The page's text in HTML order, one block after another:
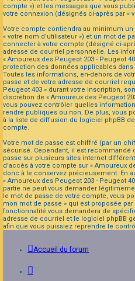
compte ») et les messages que vous
votre connexion (désignés ci-après par «
Votre compte contiendra au minimum
« votre nom d’utilisateur ») et un mot de
connecter à votre compte (désigné ci-
adresse de courriel personnelle. Les
« Amoureux des Peugeot 203 - Peugeot
protection des données applicables
Toutes les informations, en-dehors de
passe et de votre adresse de courriel
Peugeot 403 » durant votre inscription,
discrétion de « Amoureux des Peugeot
vous pouvez contrôler quelles
rendre publiques ou non. De plus, vous
à la liste de diffusion du logiciel phpBB
compte.
Votre mot de passe est chiffré (par un
sécurisé. Cependant, il est recommandé
passe sur plusieurs sites internet
d’accès à votre compte sur « Amoureux
donc à le conservez précieusement. En
« Amoureux des Peugeot 203 - Peugeot
partie ne peut vous demander
le mot de passe de votre compte, vous
mon mot de passe » qui est proposée
fonctionnalité vous demandera de
adresse de courriel et le logiciel phpBB
afin que vous puissiez reprendre le
Accueil du forum